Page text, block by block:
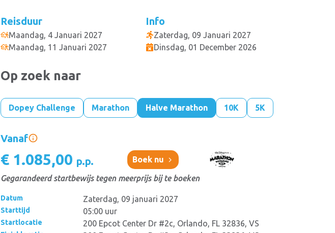
Reisduur
Maandag, 4 Januari 2027
Maandag, 11 Januari 2027
Info
Zaterdag, 09 Januari 2027
Dinsdag, 01 December 2026
Op zoek naar
Dopey Challenge Marathon Halve Marathon 10K 5K
Vanaf
€ 1.085,00 p.p. Boek nu
Gegarandeerd startbewijs tegen meerprijs bij te boeken
Datum Zaterdag, 09 januari 2027
Starttijd 05:00 uur
Startlocatie 200 Epcot Center Dr #2c, Orlando, FL 32836, VS